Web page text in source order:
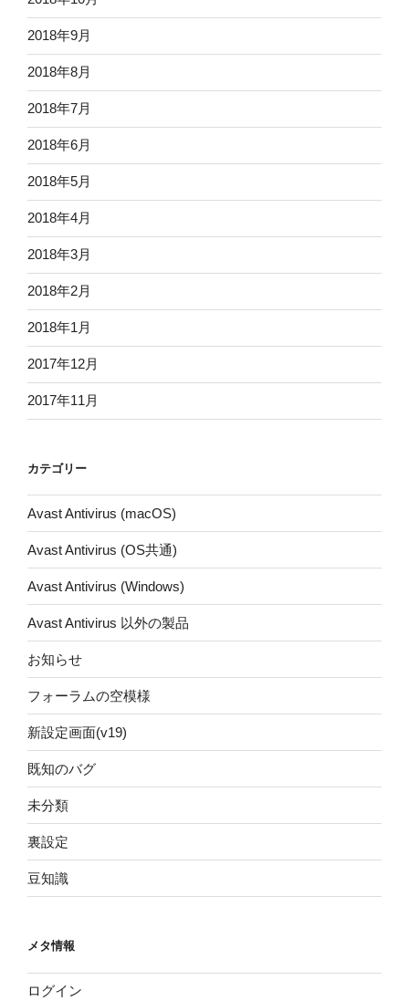
2018年9月
2018年8月
2018年7月
2018年6月
2018年5月
2018年4月
2018年3月
2018年2月
2018年1月
2017年12月
2017年11月
カテゴリー
Avast Antivirus (macOS)
Avast Antivirus (OS共通)
Avast Antivirus (Windows)
Avast Antivirus 以外の製品
お知らせ
フォーラムの空模様
新設定画面(v19)
既知のバグ
未分類
裏設定
豆知識
メタ情報
ログイン